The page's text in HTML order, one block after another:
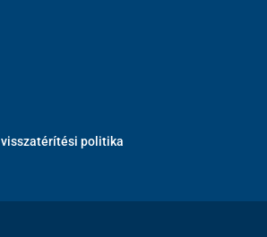
politika